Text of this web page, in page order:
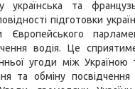
українська та
підготовки
Європейського
водія. Це
угоди між Україною
та обміну посвідчення